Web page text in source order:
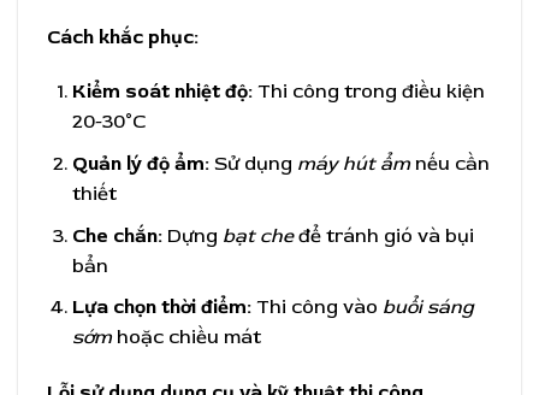
Cách khắc phục:
Kiểm soát nhiệt độ:Thi công trong điều kiện
20-30°C
Quản lý độ ẩm:Sử dụng máy hút ẩmnếu cần
thiết
Che chắn:Dựng bạt cheđể tránh gió và bụi
bẩn
Lựa chọn thời điểm:Thi công vào buổi sáng
sớmhoặc chiều mát